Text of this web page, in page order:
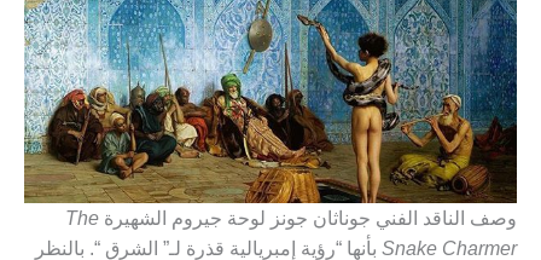
وصف الناقد الفني جوناثان جونز لوحة جيروم الشهيرة The
Snake Charmer بأنها “رؤية إمبريالية قذرة لـ” الشرق “. بالنظر